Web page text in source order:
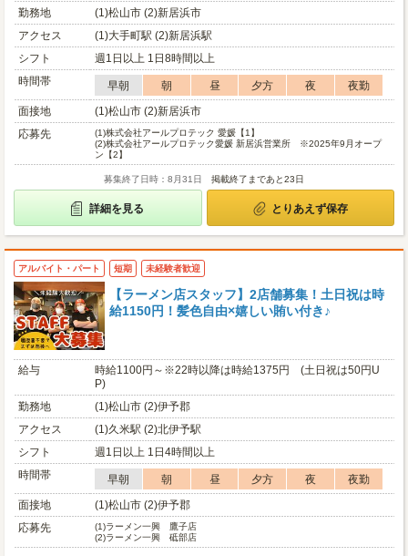
勤務地
(1)松山市 (2)新居浜市
アクセス
(1)大手町駅 (2)新居浜駅
シフト
週1日以上 1日8時間以上
時間帯
早朝 朝 昼 夕方 夜
夜勤
面接地
(1)松山市 (2)新居浜市
応募先
(1)株式会社アールプロテック 愛媛【1】
(2)株式会社アールプロテック愛媛 新居浜営業所 ※2025年9月オープ
ン【2】
募集終了日時：8月31日 掲載終了まであと23日
詳細を見る とりあえず保存
アルバイト・パート 短期 未経験者歓迎
【ラーメン店スタッフ】2店舗募集！土日祝は時
給1150円！髪色自由×嬉しい賄い付き♪
給与
時給1100円～※22時以降は時給1375円 (土日祝は50円U
P)
勤務地
(1)松山市 (2)伊予郡
アクセス
(1)久米駅 (2)北伊予駅
シフト
週1日以上 1日4時間以上
時間帯
早朝 朝 昼 夕方 夜
夜勤
面接地
(1)松山市 (2)伊予郡
応募先
(1)ラーメン一興 鷹子店
(2)ラーメン一興 砥部店